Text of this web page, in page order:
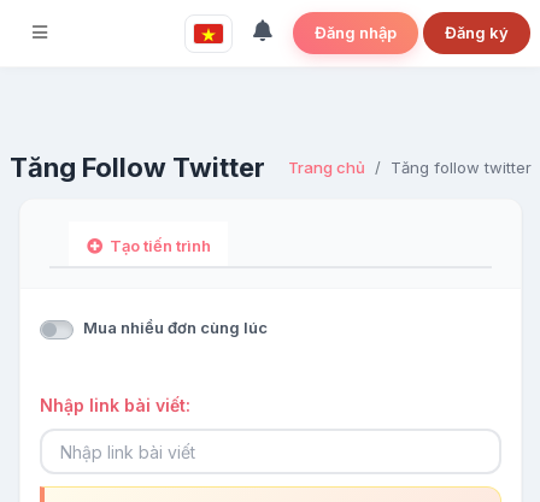
Đăng nhập Đăng ký
Tăng Follow Twitter Trang chủ Tăng follow twitter
Tạo tiến trình
Mua nhiều đơn cùng lúc
Nhập link bài viết: